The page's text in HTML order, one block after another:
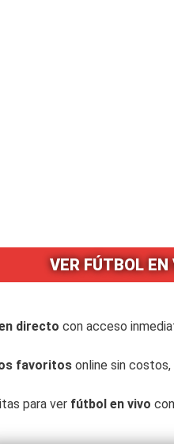
VER FÚTBOL
directo con acceso
favoritos online sin
para ver fútbol en vivo